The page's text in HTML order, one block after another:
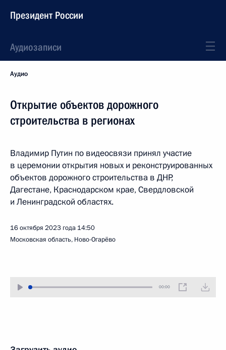
Президент России
Аудиозаписи
Аудио
Открытие объектов дорожного
строительства в регионах
Владимир Путин по видеосвязи принял участие
в церемонии открытия новых и реконструированных
объектов дорожного строительства в ДНР,
Дагестане, Краснодарском крае, Свердловской
и Ленинградской областях.
16 октября 2023 года 14:50
Московская область, Ново-Огарёво
00:00